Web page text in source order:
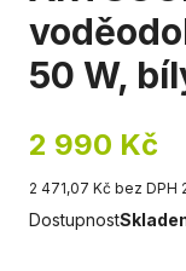
50 W,
2 990 Kč
2 471,07 Kč bez DPH
Dostupnost